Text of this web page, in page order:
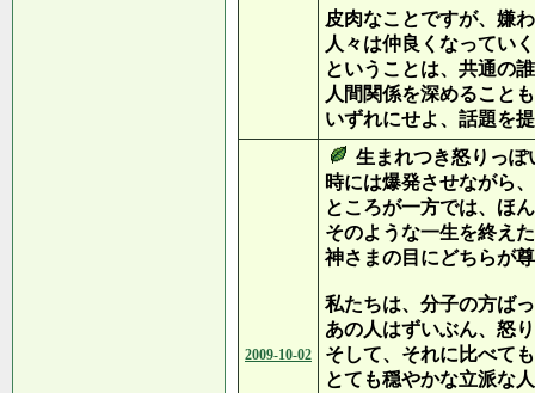
皮肉なことですが、嫌
人々は仲良くなってい
ということは、共通の
人間関係を深めること
いずれにせよ、話題を
2009-10-02
生まれつき怒りっぽ
時には爆発させながら
ところが一方では、ほ
そのような一生を終え
神さまの目にどちらが
私たちは、分子の方ば
あの人はずいぶん、怒
そして、それに比べて
とても穏やかな立派な